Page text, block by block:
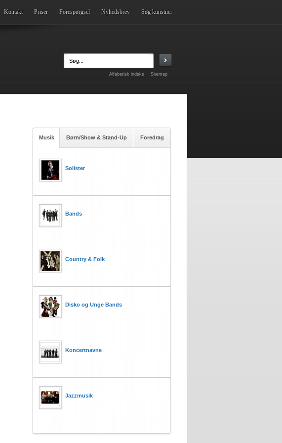
Kontakt Priser Forespørgsel Nyhedsbrev Søg kunstner
Alfabetisk indeks Sitemap
Musik Børn/Show & Stand-Up Foredrag
Solister
Bands
Country & Folk
Disko og Unge Bands
Koncertnavne
Jazzmusik